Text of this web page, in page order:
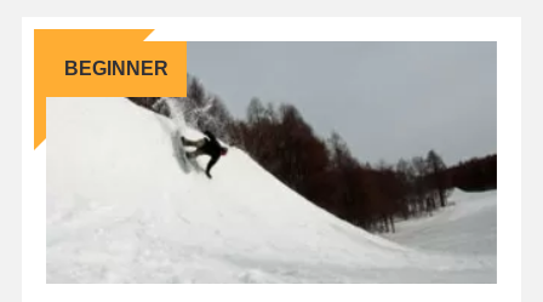
スを感じている時、ス―っと気持ち良さそうに追い
越していくスノーボーダーを不思議に思った経験は
ありませんか？彼らのワックスは、その日の雪質に
「合っている」のです。 ワックスを仕込んだスノー
BEGINNER